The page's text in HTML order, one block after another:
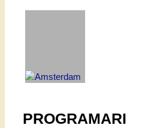
PROGRAMARI